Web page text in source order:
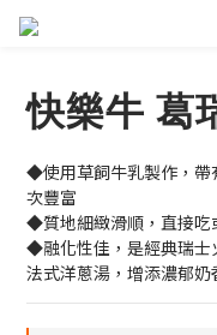
快樂牛 葛
◆使用草飼牛乳製作，帶
次豐富
◆質地細緻滑順，直接吃
◆融化性佳，是經典瑞士
法式洋蔥湯，增添濃郁奶